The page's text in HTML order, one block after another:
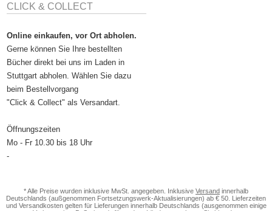
CLICK & COLLECT
Online einkaufen, vor Ort abholen.
Gerne können Sie Ihre bestellten
Bücher direkt bei uns im Laden in
Stuttgart abholen. Wählen Sie dazu
beim Bestellvorgang
"Click & Collect" als Versandart.
Öffnungszeiten
Mo - Fr 10.30 bis 18 Uhr
-
* Alle Preise wurden inklusive MwSt. angegeben. Inklusive Versand innerhalb
Deutschlands (außgenommen Fortsetzungswerk-Aktualisierungen) ab € 50. Lieferzeiten
und Versandkosten gelten für Lieferungen innerhalb Deutschlands (ausgenommen einige